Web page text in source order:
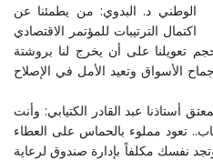
الوطني د. البدوي: من يطمئنا عن
اكتمال الترتيبات للمؤتمر الاقتصادي
تعويلنا على أن يخرج لنا بروشتة
الأسواق وتعيد الأمل في الإصلاح
أستاذنا عبد القادر الكتيابي: وأنت
تعود مملوء بالحماس على العطاء
نفسك مكلفاً بإدارة صندوق لرعاية